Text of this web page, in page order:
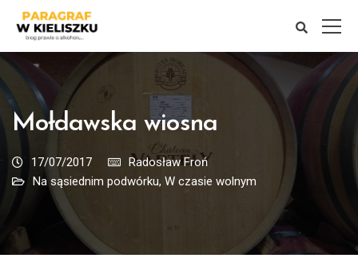
Mołdawska wiosna
17/07/2017
Radosław Froń
Na sąsiednim podwórku, W czasie wolnym